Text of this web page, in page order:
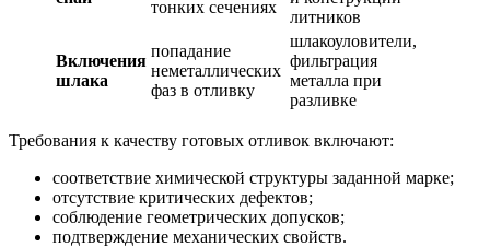
тонких сечениях
литников
Включения
шлака
попадание
неметаллических
фаз в отливку
шлакоуловители,
фильтрация
металла при
разливке
Требования к качеству готовых отливок включают:
соответствие химической структуры заданной марке;
отсутствие критических дефектов;
соблюдение геометрических допусков;
подтверждение механических свойств.